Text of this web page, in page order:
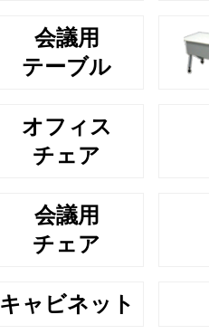
会議用
テーブル
オフィス
チェア
会議用
チェア
キャビネット